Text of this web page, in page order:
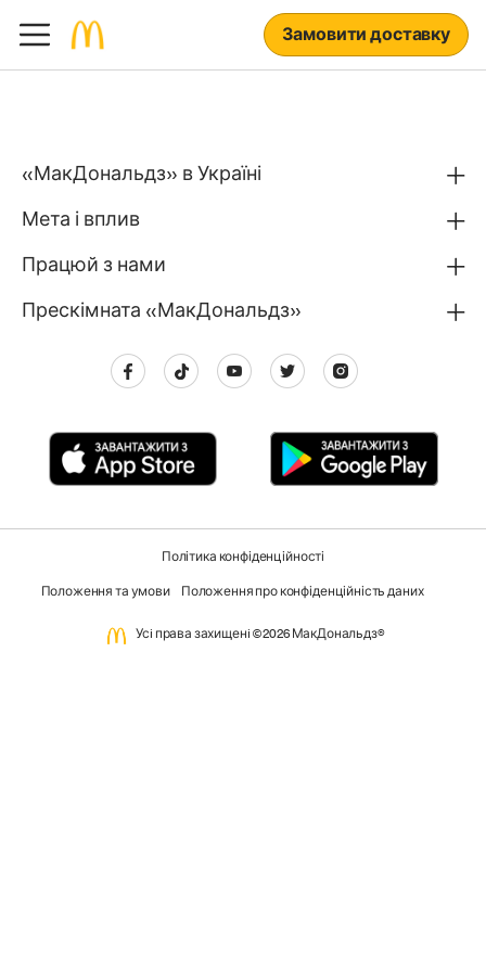
Замовити доставку
«МакДональдз» в Україні
Мета і вплив
Працюй з нами
Прескімната «МакДональдз»
Політика конфіденційності
Положення та умови Положення про конфіденційність даних
Усi права захищенi ©2026 МакДональдз®